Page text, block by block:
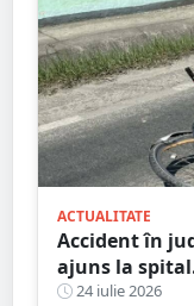
ACTUALITATE
Accident în
ajuns la
de un tânăr
24 iulie 2026